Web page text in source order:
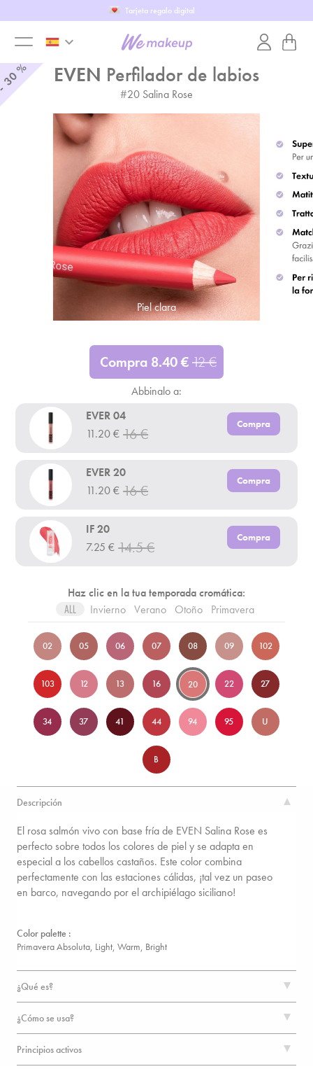
Tarjeta regalo digital
toggle
keyboard_arrow_down
% EVEN Perfilador de labios
#20 Salina Rose
Piel clara
Compra 8.40€12€
Abbinalo a:
EVER 04
11.20€ 16€
Compra
EVER 20
11.20€ 16€
Compra
IF 20
7.25 € 14.5€
Compra
Haz clic en la tua temporada cromática:
ALL Invierno Verano Otoño Primavera
02 05 06 07 08 09 102
103 12 13 16 20 22 27
34 37 41 44 94 95 U
B
Descripción
El rosa salmón vivo con base fría de EVEN Salina Rose es
perfecto sobre todos los colores de piel y se adapta en
especial a los cabellos castaños. Este color combina
perfectamente con las estaciones cálidas, ¡tal vez un paseo
en barco, navegando por el archipiélago siciliano!
Color palette :
Primavera Absoluta, Light, Warm, Bright
¿Qué es?
¿Cómo se usa?
Principios activos